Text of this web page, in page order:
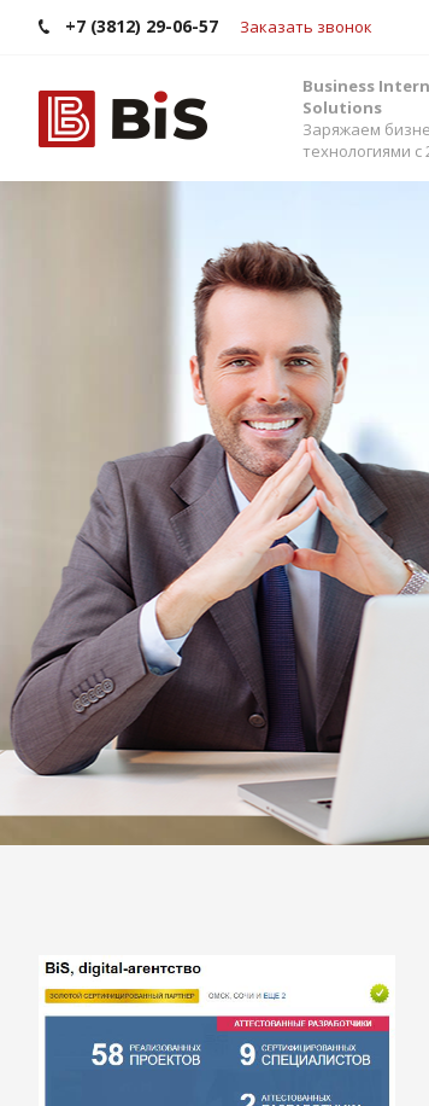
+7 (3812) 29-06-57 Заказать звонок
Business
Solutions
Заряжаем
технологиями с
Внедрение
Стройте работу в команде,
помощью одной из самых
Помогаем выбрать версию,
сервисами и автоматизировать
Подробности